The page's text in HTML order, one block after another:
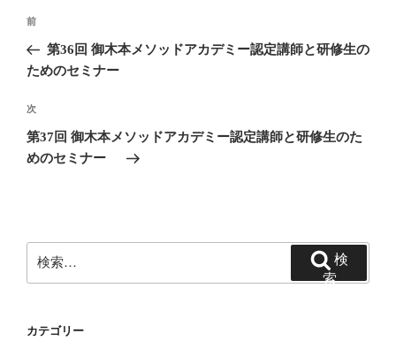
投
ナ
ゲ
ー
シ
前
の
投
前
第36回 御木本メソッドアカデミー認定講師と研修生の
ためのセミナー
次
の
投
次
第37回 御木本メソッドアカデミー認定講師と研修生のた
めのセミナー
索:
索
カテゴリー